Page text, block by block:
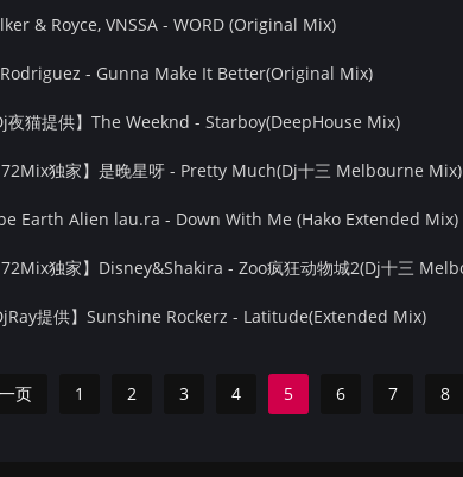
& Royce, VNSSA - WORD (Original Mix)
- Gunna Make It Better(Original Mix)
夜猫提供】The Weeknd - Starboy(DeepHouse Mix)
独家】是晚星呀 - Pretty Much(Dj十三 Melbourne Mix)
Earth Alien lau.ra - Down With Me (Hako Extended Mix)
提供】Sunshine Rockerz - Latitude(Extended Mix)
页 1 2 3 4 5 6 7 8